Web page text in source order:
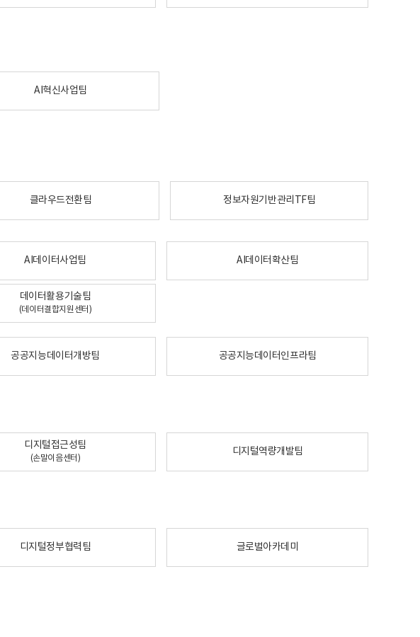
AI혁신사업팀
클라우드전환팀 정보자원기반관리TF팀
AI데이터사업팀 AI데이터확산팀
데이터활용기술팀
(데이터결합지원센터)
공공지능데이터개방팀 공공지능데이터인프라팀
디지털접근성팀
(손말이음센터)
디지털역량개발팀
디지털정부협력팀 글로벌아카데미